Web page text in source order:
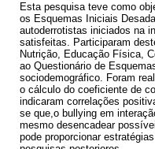
Esta pesquisa teve como
os Esquemas Iniciais
autoderrotistas iniciados na
satisfeitas. Participaram
Nutrição, Educação Física,
ao Questionário de
sociodemográfico. Foram
o cálculo do coeficiente de
indicaram correlações
se que,o bullying em
mesmo desencadear
pode proporcionar